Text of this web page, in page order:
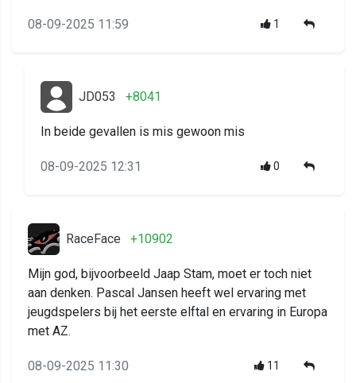
08-09-2025 11:59 1
JD053 +8041
In beide gevallen is mis gewoon mis
08-09-2025 12:31 0
RaceFace +10902
Mijn god, bijvoorbeeld Jaap Stam, moet er toch niet
aan denken. Pascal Jansen heeft wel ervaring met
jeugdspelers bij het eerste elftal en ervaring in Europa
met AZ.
08-09-2025 11:30 11